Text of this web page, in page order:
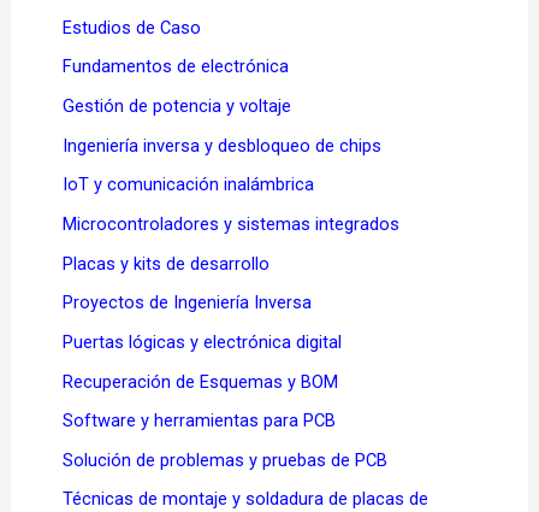
Estudios de Caso
Fundamentos de electrónica
Gestión de potencia y voltaje
Ingeniería inversa y desbloqueo de chips
IoT y comunicación inalámbrica
Microcontroladores y sistemas integrados
Placas y kits de desarrollo
Proyectos de Ingeniería Inversa
Puertas lógicas y electrónica digital
Recuperación de Esquemas y BOM
Software y herramientas para PCB
Solución de problemas y pruebas de PCB
Técnicas de montaje y soldadura de placas de